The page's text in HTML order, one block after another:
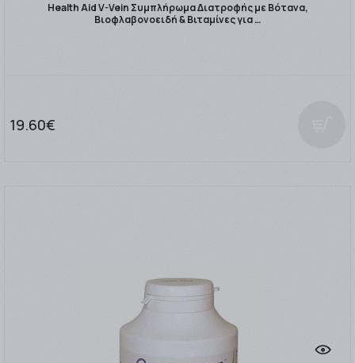
Health Aid V-Vein Συμπλήρωμα Διατροφής με Βότανα,
Βιοφλαβονοειδή & Βιταμίνες για …
19.60€